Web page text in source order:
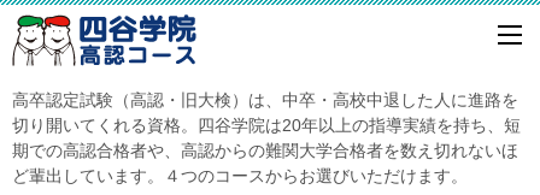
高卒認定試験（高認・旧大検）は、中卒・高校中退した人に進路を
切り開いてくれる資格。四谷学院は20年以上の指導実績を持ち、短
期での高認合格者や、高認からの難関大学合格者を数え切れないほ
ど輩出しています。４つのコースからお選びいただけます。